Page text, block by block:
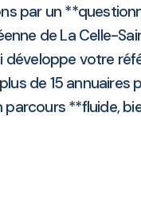
par un
de La Celle-
développe votre
de 15 annuaires
**fluide,